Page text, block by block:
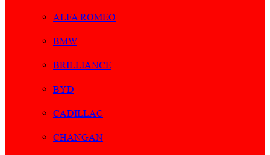
ALFA ROMEO
BMW
BRILLIANCE
BYD
CADILLAC
CHANGAN